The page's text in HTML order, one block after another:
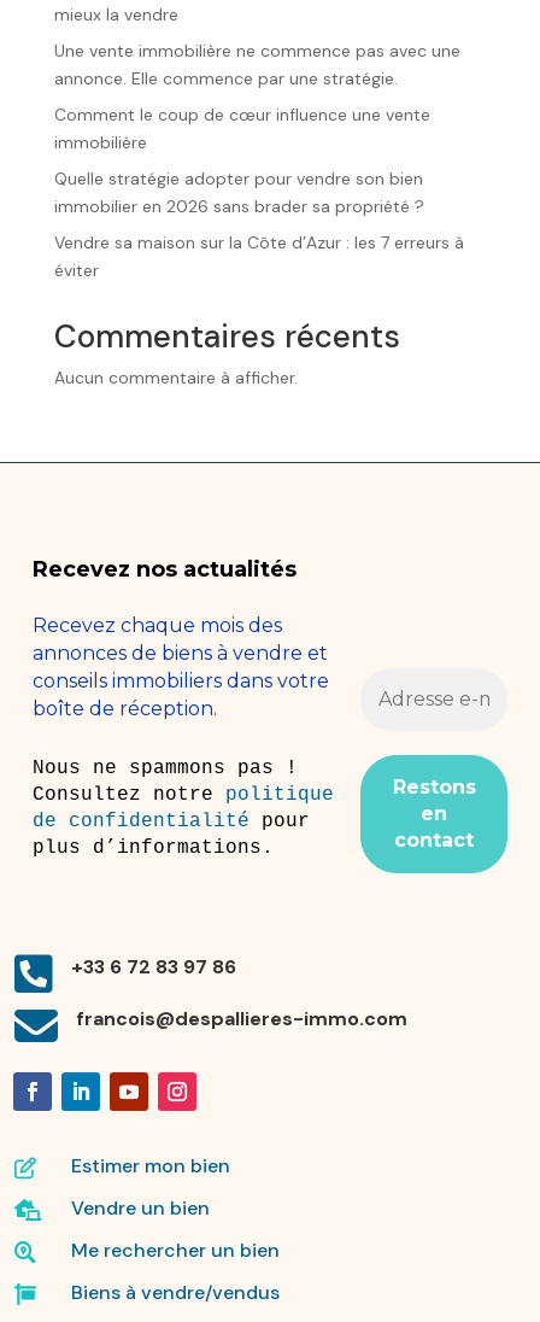
mieux la vendre
Une vente immobilière ne commence pas avec une
annonce. Elle commence par une stratégie.
Comment le coup de cœur influence une vente
immobilière
Quelle stratégie adopter pour vendre son bien
immobilier en 2026 sans brader sa propriété ?
Vendre sa maison sur la Côte d’Azur : les 7 erreurs à
éviter
Commentaires récents
Aucun commentaire à afficher.
Recevez nos actualités
Recevez chaque mois des
annonces de biens à vendre et
conseils immobiliers dans votre
boîte de réception.
Nous ne spammons pas !
Consultez notre politique
de confidentialité pour
plus d’informations.
 +33 6 72 83 97 86
 francois@despallieres-immo.com
 Estimer mon bien
 Vendre un bien
 Me rechercher un bien
 Biens à vendre/vendus